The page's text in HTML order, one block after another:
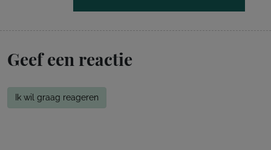
Geef een reactie
Ik wil graag reageren